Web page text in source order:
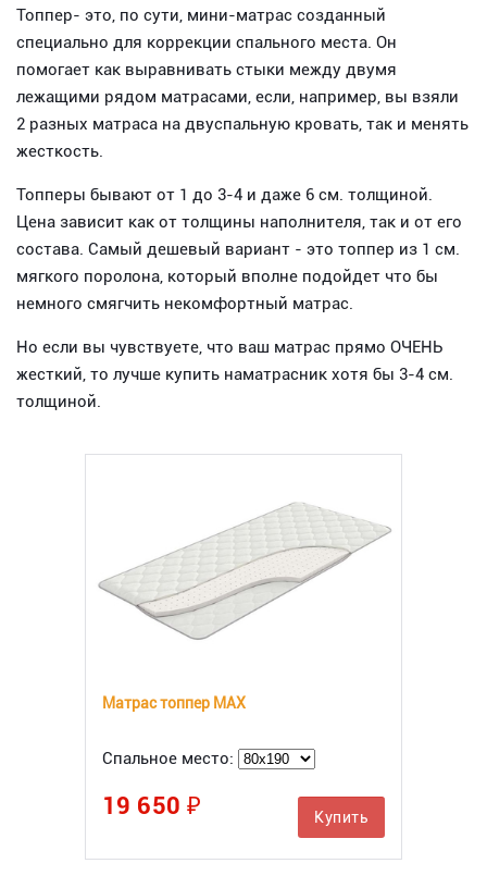
Топпер- это, по сути, мини-матрас созданный
специально для коррекции спального места. Он
помогает как выравнивать стыки между двумя
лежащими рядом матрасами, если, например, вы взяли
2 разных матраса на двуспальную кровать, так и менять
жесткость.
Топперы бывают от 1 до 3-4 и даже 6 см. толщиной.
Цена зависит как от толщины наполнителя, так и от его
состава. Самый дешевый вариант - это топпер из 1 см.
мягкого поролона, который вполне подойдет что бы
немного смягчить некомфортный матрас.
Но если вы чувствуете, что ваш матрас прямо ОЧЕНЬ
жесткий, то лучше купить наматрасник хотя бы 3-4 см.
толщиной.
Матрас топпер MAX
Спальное место:
19 650 ₽ Купить